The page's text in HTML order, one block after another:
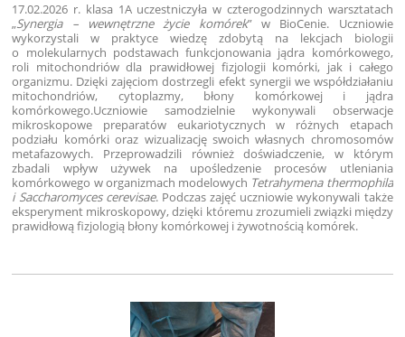
17.02.2026 r. klasa 1A uczestniczyła w czterogodzinnych warsztatach
„Synergia – wewnętrzne życie komórek” w BioCenie. Uczniowie
wykorzystali w praktyce wiedzę zdobytą na lekcjach biologii
o molekularnych podstawach funkcjonowania jądra komórkowego,
roli mitochondriów dla prawidłowej fizjologii komórki, jak i całego
organizmu. Dzięki zajęciom dostrzegli efekt synergii we współdziałaniu
mitochondriów, cytoplazmy, błony komórkowej i jądra
komórkowego.Uczniowie samodzielnie wykonywali obserwacje
mikroskopowe preparatów eukariotycznych w różnych etapach
podziału komórki oraz wizualizację swoich własnych chromosomów
metafazowych. Przeprowadzili również doświadczenie, w którym
zbadali wpływ używek na upośledzenie procesów utleniania
komórkowego w organizmach modelowych Tetrahymena thermophila
i Saccharomyces cerevisae. Podczas zajęć uczniowie wykonywali także
eksperyment mikroskopowy, dzięki któremu zrozumieli związki między
prawidłową fizjologią błony komórkowej i żywotnością komórek.